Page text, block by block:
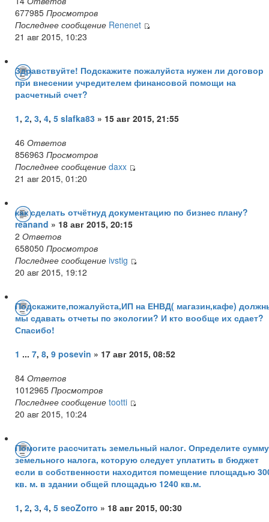
677985 Просмотров
Последнее сообщение Renenet
21 авг 2015, 10:23
Здравствуйте! Подскажите пожалуйста нужен ли договор
при внесении учредителем финансовой помощи на
расчетный счет?
1, 2, 3, 4, 5 slafka83 » 15 авг 2015, 21:55
46 Ответов
856963 Просмотров
Последнее сообщение daxx
21 авг 2015, 01:20
как сделать отчётнуд документацию по бизнес плану?
reanand » 18 авг 2015, 20:15
2 Ответов
658050 Просмотров
Последнее сообщение ivstig
20 авг 2015, 19:12
Подскажите,пожалуйста,ИП на ЕНВД( магазин,кафе)
мы сдавать отчеты по экологии? И кто вообще их сдает?
Спасибо!
1 ... 7, 8, 9 posevin » 17 авг 2015, 08:52
84 Ответов
1012965 Просмотров
Последнее сообщение tootti
20 авг 2015, 10:24
Помогите рассчитать земельный налог. Определите сумму
земельного налога, которую следует уплатить в бюджет
если в собственности находится помещение площадью
кв. м. в здании общей площадью 1240 кв.м.
1, 2, 3, 4, 5 seoZorro » 18 авг 2015, 00:30